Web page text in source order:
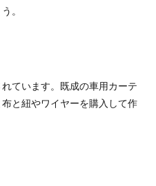
の運転で難しいとされるバ
方やコツを解説
。
ています。既成の車用カーテ
と紐やワイヤーを購入して作